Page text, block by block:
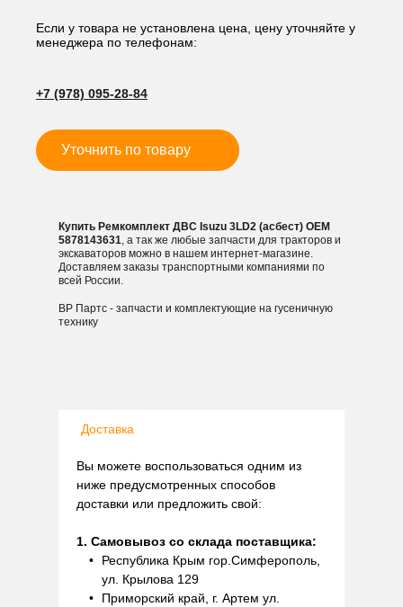
Isuzu
3LD2
Если у товара не установлена цена, цену уточняйте у
менеджера по телефонам:
+7 (978) 095-28-84
Уточнить по товару
Купить Ремкомплект ДВС Isuzu 3LD2 (асбест) OEM
5878143631, а так же любые запчасти для тракторов и
экскаваторов можно в нашем интернет-магазине.
Доставляем заказы транспортными компаниями по
всей России.
ВР Партс - запчасти и комплектующие на гусеничную
технику
Доставка
Вы можете воспользоваться одним из
ниже предусмотренных способов
доставки или предложить свой:
1. Самовывоз со склада поставщика:
Республика Крым гор.Симферополь,
ул. Крылова 129
Приморский край, г. Артем ул.